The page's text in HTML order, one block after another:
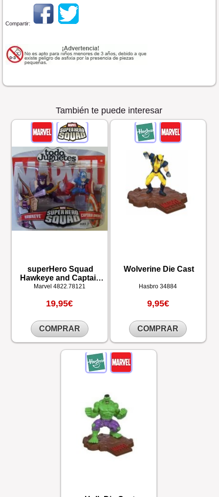
Compartir:
También te puede interesar
superHero Squad
Hawkeye and Captain
America
Marvel 4822.78121
19,95€
COMPRAR
Wolverine Die Cast
Hasbro 34884
9,95€
COMPRAR